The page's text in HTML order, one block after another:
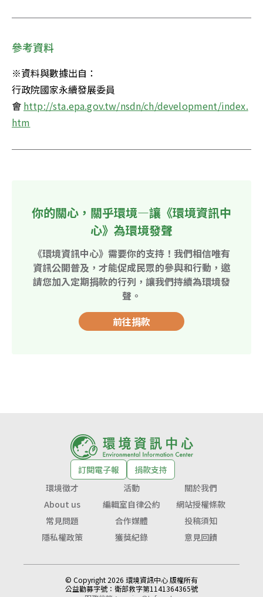
參考資料
※資料與數據出自：
行政院國家永續發展委員
會 http://sta.epa.gov.tw/nsdn/ch/development/index.
htm
你的關心，關乎環境—讓《環境資訊中
心》為環境發聲
《環境資訊中心》需要你的支持！我們相信唯有
資訊公開普及，才能促成民眾的參與和行動，邀
請您加入定期捐款的行列，讓我們持續為環境發
聲。
前往捐款
訂閱電子報
捐款支持
環境徵才
活動
關於我們
About us
編輯室自律公約
網站授權條款
常見問題
合作媒體
投稿須知
隱私權政策
獲獎紀錄 意見回饋
© Copyright 2026 環境資訊中心 版權所有
公益勸募字號： 衛部救字第1141364365號